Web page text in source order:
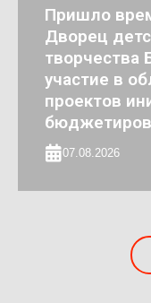
Пришло
Дворец
творчества
участие в
проектов
07.08.2026